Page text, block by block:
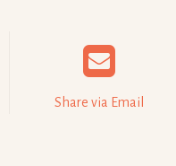
Share via Email